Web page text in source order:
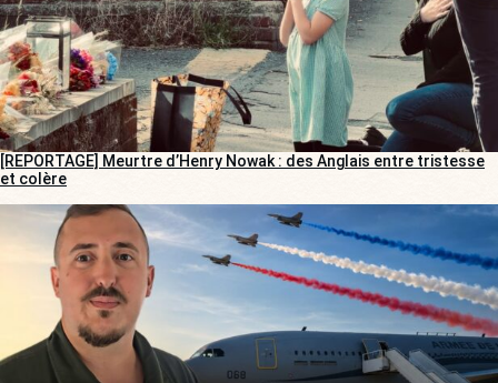
[REPORTAGE] Meurtre d’Henry Nowak : des Anglais entre tristesse
et colère